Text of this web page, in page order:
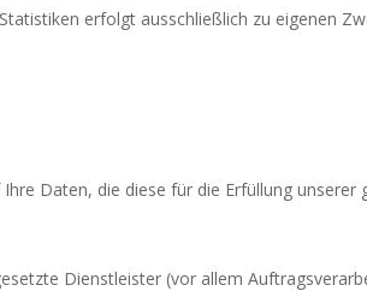
erfolgt ausschließlich zu eigenen
Daten, die diese für die Erfüllung
Dienstleister (vor allem